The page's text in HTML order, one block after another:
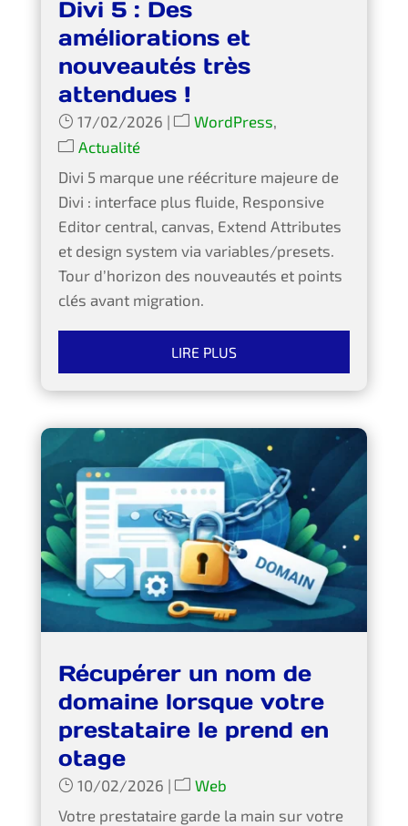
Divi 5 : Des
améliorations et
nouveautés très
attendues !
17/02/2026 | WordPress
Actualité
Divi 5 marque une réécriture majeure de
Divi : interface plus fluide, Responsive
Editor central, canvas, Extend Attributes
et design system via variables/presets.
Tour d’horizon des nouveautés et points
clés avant migration.
LIRE PLUS
Récupérer un nom de
domaine lorsque votre
prestataire le prend en
otage
10/02/2026 |
Web
Votre prestataire garde la main sur votre